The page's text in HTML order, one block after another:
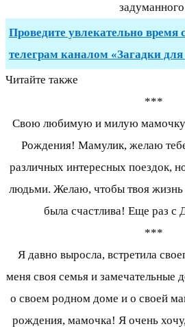
Проведите увлекательно время
телеграм каналом «Загадки для
Читайте также
***
Свою любимую и милую мамочку
Рождения! Мамулик, желаю
различных интересных поездок,
людьми. Желаю, чтобы твоя жизнь
была счастлива! Еще раз с
***
Я давно выросла, встретила
меня своя семья и замечательные
о своем родном доме и о своей
рождения, мамочка! Я очень